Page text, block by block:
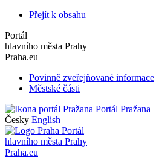
Přejít k obsahu
Portál
hlavního města Prahy
Praha.eu
Povinně zveřejňované informace
Městské části
Portál Pražana
Česky English
Portál
hlavního města Prahy
Praha.eu